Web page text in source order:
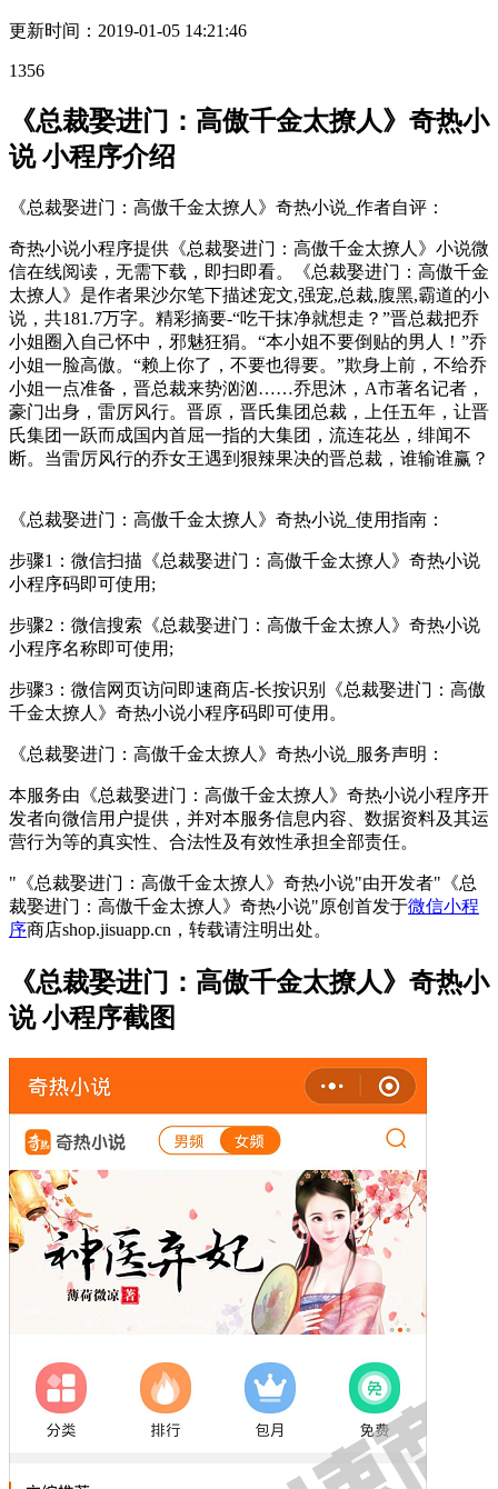
更新时间： 2019-01-05 14:21:46
1356
《总裁娶进门：高傲千金太撩人》奇热小
说 小程序介绍
《总裁娶进门：高傲千金太撩人》奇热小说_作者自评：
奇热小说小程序提供《总裁娶进门：高傲千金太撩人》小说微
信在线阅读，无需下载，即扫即看。《总裁娶进门：高傲千金
太撩人》是作者果沙尔笔下描述宠文,强宠,总裁,腹黑,霸道的小
说，共181.7万字。精彩摘要-“吃干抹净就想走？”晋总裁把乔
小姐圈入自己怀中，邪魅狂狷。“本小姐不要倒贴的男人！”乔
小姐一脸高傲。“赖上你了，不要也得要。”欺身上前，不给乔
小姐一点准备，晋总裁来势汹汹……乔思沐，A市著名记者，
豪门出身，雷厉风行。晋原，晋氏集团总裁，上任五年，让晋
氏集团一跃而成国内首屈一指的大集团，流连花丛，绯闻不
断。当雷厉风行的乔女王遇到狠辣果决的晋总裁，谁输谁赢？
《总裁娶进门：高傲千金太撩人》奇热小说_使用指南：
步骤1：微信扫描《总裁娶进门：高傲千金太撩人》奇热小说
小程序码即可使用;
步骤2：微信搜索《总裁娶进门：高傲千金太撩人》奇热小说
小程序名称即可使用;
步骤3：微信网页访问即速商店-长按识别《总裁娶进门：高傲
千金太撩人》奇热小说小程序码即可使用。
《总裁娶进门：高傲千金太撩人》奇热小说_服务声明：
本服务由《总裁娶进门：高傲千金太撩人》奇热小说小程序开
发者向微信用户提供，并对本服务信息内容、数据资料及其运
营行为等的真实性、合法性及有效性承担全部责任。
"《总裁娶进门：高傲千金太撩人》奇热小说"由开发者"《总
裁娶进门：高傲千金太撩人》奇热小说"原创首发于微信小程
序商店shop.jisuapp.cn，转载请注明出处。
《总裁娶进门：高傲千金太撩人》奇热小
说 小程序截图